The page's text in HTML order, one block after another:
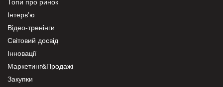
Топи про ринок
Інтерв’ю
Відео-тренінги
Світовий досвід
Інновації
Маркетинг&Продажі
Закупки